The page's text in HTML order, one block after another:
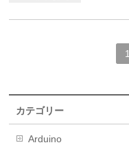
1
カテゴリー
Arduino